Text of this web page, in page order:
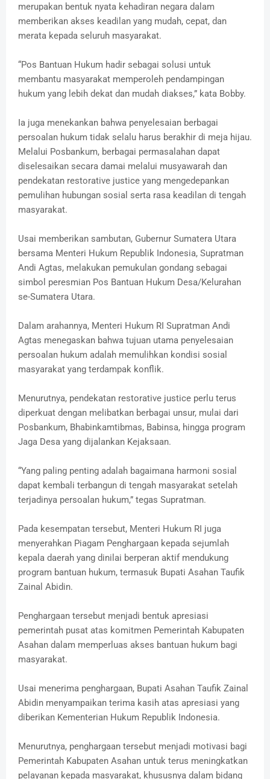
merupakan bentuk nyata kehadiran negara dalam
memberikan akses keadilan yang mudah, cepat, dan
merata kepada seluruh masyarakat.
“Pos Bantuan Hukum hadir sebagai solusi untuk
membantu masyarakat memperoleh pendampingan
hukum yang lebih dekat dan mudah diakses,” kata Bobby.
Ia juga menekankan bahwa penyelesaian berbagai
persoalan hukum tidak selalu harus berakhir di meja hijau.
Melalui Posbankum, berbagai permasalahan dapat
diselesaikan secara damai melalui musyawarah dan
pendekatan restorative justice yang mengedepankan
pemulihan hubungan sosial serta rasa keadilan di tengah
masyarakat.
Usai memberikan sambutan, Gubernur Sumatera Utara
bersama Menteri Hukum Republik Indonesia, Supratman
Andi Agtas, melakukan pemukulan gondang sebagai
simbol peresmian Pos Bantuan Hukum Desa/Kelurahan
se-Sumatera Utara.
Dalam arahannya, Menteri Hukum RI Supratman Andi
Agtas menegaskan bahwa tujuan utama penyelesaian
persoalan hukum adalah memulihkan kondisi sosial
masyarakat yang terdampak konflik.
Menurutnya, pendekatan restorative justice perlu terus
diperkuat dengan melibatkan berbagai unsur, mulai dari
Posbankum, Bhabinkamtibmas, Babinsa, hingga program
Jaga Desa yang dijalankan Kejaksaan.
“Yang paling penting adalah bagaimana harmoni sosial
dapat kembali terbangun di tengah masyarakat setelah
terjadinya persoalan hukum,” tegas Supratman.
Pada kesempatan tersebut, Menteri Hukum RI juga
menyerahkan Piagam Penghargaan kepada sejumlah
kepala daerah yang dinilai berperan aktif mendukung
program bantuan hukum, termasuk Bupati Asahan Taufik
Zainal Abidin.
Penghargaan tersebut menjadi bentuk apresiasi
pemerintah pusat atas komitmen Pemerintah Kabupaten
Asahan dalam memperluas akses bantuan hukum bagi
masyarakat.
Usai menerima penghargaan, Bupati Asahan Taufik Zainal
Abidin menyampaikan terima kasih atas apresiasi yang
diberikan Kementerian Hukum Republik Indonesia.
Menurutnya, penghargaan tersebut menjadi motivasi bagi
Pemerintah Kabupaten Asahan untuk terus meningkatkan
pelayanan kepada masyarakat, khususnya dalam bidang